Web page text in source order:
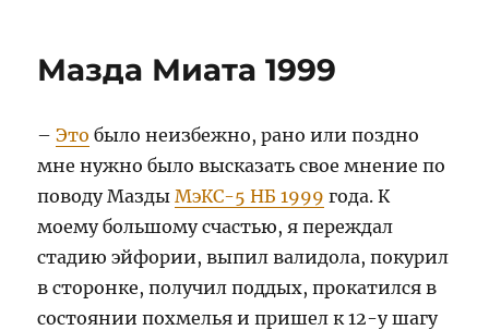
Мазда Миата 1999
–Это было неизбежно, рано или поздно
мне нужно было высказать свое мнение по
поводу МаздыМэКС-5 НБ 1999 года. К
моему большому счастью, я переждал
стадию эйфории, выпил валидола, покурил
в сторонке, получил поддых, прокатился в
состоянии похмелья и пришел к 12-у шагу